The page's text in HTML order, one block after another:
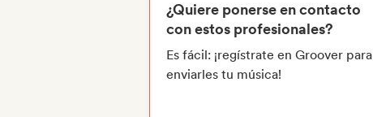
¿Quiere ponerse en contacto
con estos profesionales?
Es fácil: ¡regístrate en Groover para
enviarles tu música!